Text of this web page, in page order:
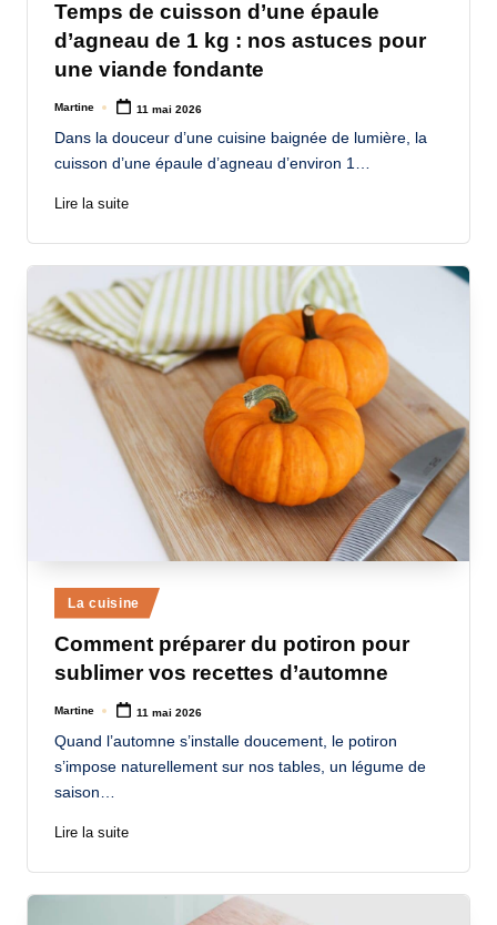
Temps de cuisson d’une épaule
d’agneau de 1 kg : nos astuces pour
une viande fondante
Posted
Martine 11 mai 2026
Dans la douceur d’une cuisine baignée de lumière, la
cuisson d’une épaule d’agneau d’environ 1…
Lire la suite
Posted
in
La cuisine
Comment préparer du potiron pour
sublimer vos recettes d’automne
Posted
Martine 11 mai 2026
Quand l’automne s’installe doucement, le potiron
s’impose naturellement sur nos tables, un légume de
saison…
Lire la suite